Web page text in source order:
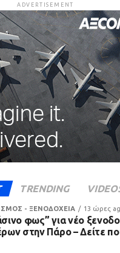
ADVERTISEMENT
TRENDING
- ΞΕΝΟΔΟΧΕΙΑ 13 ώρες
φως” για νέο
στην Πάρο – Δείτε